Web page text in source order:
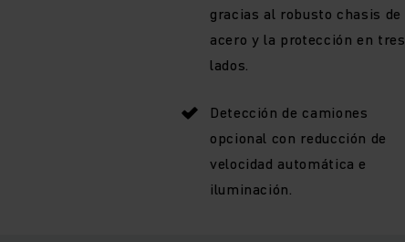
gracias al robusto chasis de
acero y la protección en tres
lados.
Detección de camiones
opcional con reducción de
velocidad automática e
iluminación.